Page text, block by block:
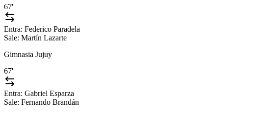
67'
Entra: Federico Paradela
Sale: Martín Lazarte
Gimnasia Jujuy
67'
Entra: Gabriel Esparza
Sale: Fernando Brandán